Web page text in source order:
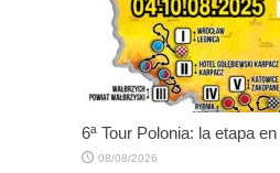
6ª Tour Polonia: la etapa
08/08/2026